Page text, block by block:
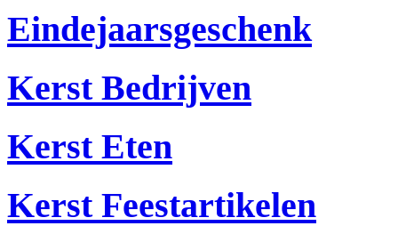
Eindejaarsgeschenk
Kerst Bedrijven
Kerst Eten
Kerst Feestartikelen